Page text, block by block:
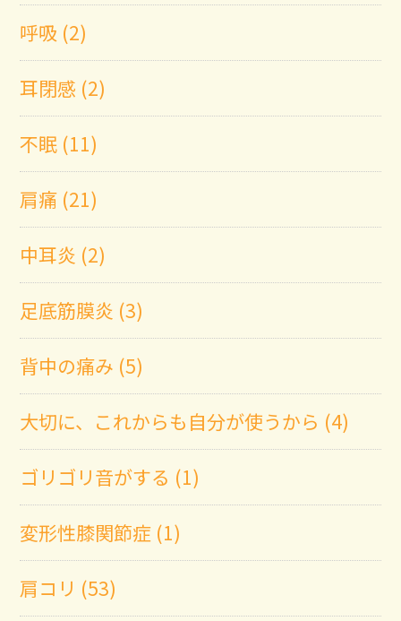
呼吸 (2)
耳閉感 (2)
不眠 (11)
肩痛 (21)
中耳炎 (2)
足底筋膜炎 (3)
背中の痛み (5)
大切に、これからも自分が使うから (4)
ゴリゴリ音がする (1)
変形性膝関節症 (1)
肩コリ (53)